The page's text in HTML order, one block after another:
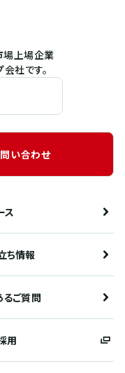
場上場企業
社です。
い合わせ
ス
ち情報
るご質問
用